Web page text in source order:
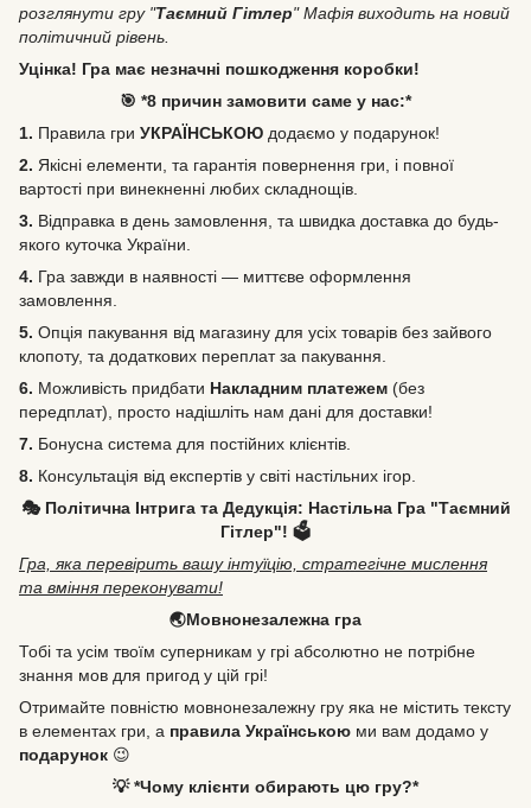
розглянути гру "Таємний Гітлер" Мафія виходить на новий
політичний рівень.
Уцінка! Гра має незначні пошкодження коробки!
🎯 *8 причин замовити саме у нас:*
1. Правила гри УКРАЇНСЬКОЮ додаємо у подарунок!
2. Якісні елементи, та гарантія повернення гри, і повної
вартості при винекненні любих складнощів.
3. Відправка в день замовлення, та швидка доставка до будь-
якого куточка України.
4. Гра завжди в наявності — миттєве оформлення
замовлення.
5. Опція пакування від магазину для усіх товарів без зайвого
клопоту, та додаткових переплат за пакування.
6. Можливість придбати Накладним платежем (без
передплат), просто надішліть нам дані для доставки!
7. Бонусна система для постійних клієнтів.
8. Консультація від експертів у світі настільних ігор.
🎭 Політична Інтрига та Дедукція: Настільна Гра "Таємний
Гітлер"! 🗳️
Гра, яка перевірить вашу інтуїцію, стратегічне мислення
та вміння переконувати!
🌏Мовнонезалежна гра
Тобі та усім твоїм суперникам у грі абсолютно не потрібне
знання мов для пригод у цій грі!
Отримайте повністю мовнонезалежну гру яка не містить тексту
в елементах гри, а правила Українською ми вам додамо у
подарунок 😉
💡 *Чому клієнти обирають цю гру?*